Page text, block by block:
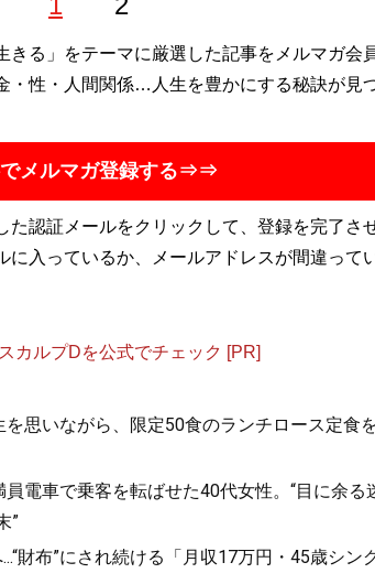
きる」をテーマに厳選した記事をメルマガ会
・性・人間関係…人生を豊かにする秘訣が見
メルマガ登録する⇒⇒
認証メールをクリックして、登録を完了さ
入っているか、メールアドレスが間違って
カルプDを公式でチェック [PR]
思いながら、限定50食のランチロース定食
電車で乗客を転ばせた40代女性。“目に余る
”
財布”にされ続ける「月収17万円・45歳シン